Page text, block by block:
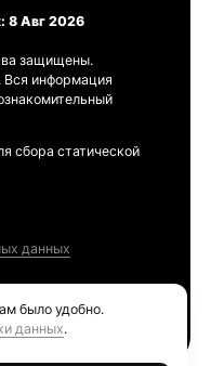
8 Авг 2026
защищены.
Вся информация
сбора статической
данных
было удобно.
данных.